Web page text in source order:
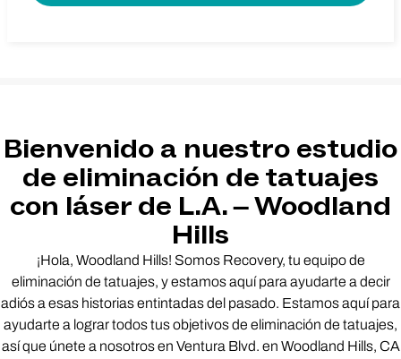
Bienvenido a nuestro estudio
de eliminación de tatuajes
con láser de L.A. – Woodland
Hills
¡Hola, Woodland Hills! Somos Recovery, tu equipo de
eliminación de tatuajes, y estamos aquí para ayudarte a decir
adiós a esas historias entintadas del pasado. Estamos aquí para
ayudarte a lograr todos tus objetivos de eliminación de tatuajes,
así que únete a nosotros en Ventura Blvd. en Woodland Hills, CA